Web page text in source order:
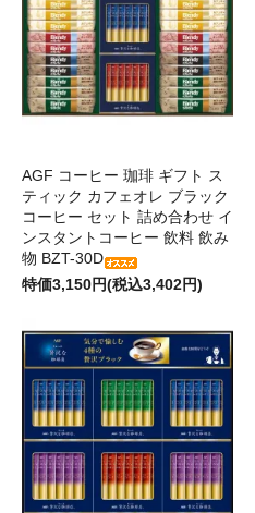
AGF コーヒー 珈琲 ギフト ス
ティック カフェオレ ブラック
コーヒー セット 詰め合わせ イ
ンスタントコーヒー 飲料 飲み
物 BZT-30D
特価3,150円(税込3,402円)